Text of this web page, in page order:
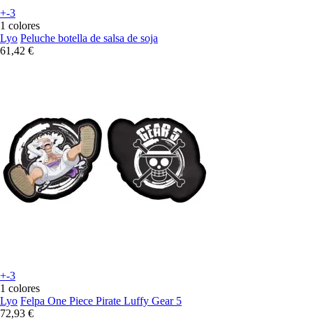
+-3
1 colores
Lyo Peluche botella de salsa de soja
61,42 €
+-3
1 colores
Lyo Felpa One Piece Pirate Luffy Gear 5
72,93 €